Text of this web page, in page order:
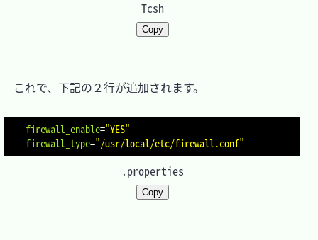
Tcsh
Copy
これで、下記の２行が追加されます。
firewall_enable="YES"
firewall_type="/usr/local/etc/firewall.conf"
.properties
Copy